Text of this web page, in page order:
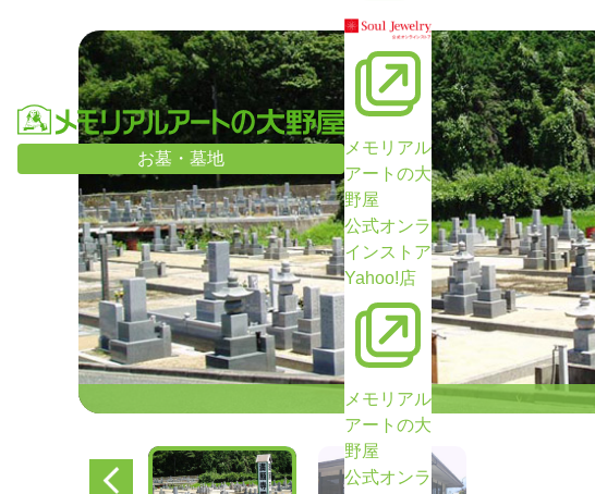
お墓・墓地
メモリアル
アートの大
野屋
公式オンラ
インストア
Yahoo!店
メモリアル
アートの大
野屋
公式オンラ